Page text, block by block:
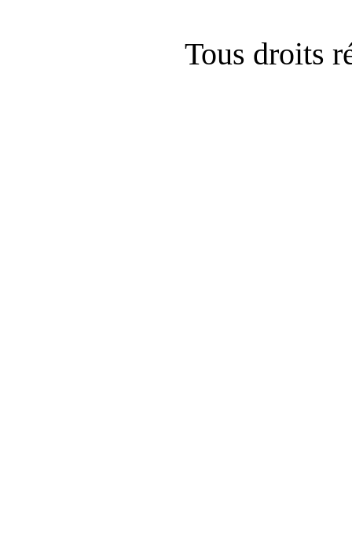
Tous droits